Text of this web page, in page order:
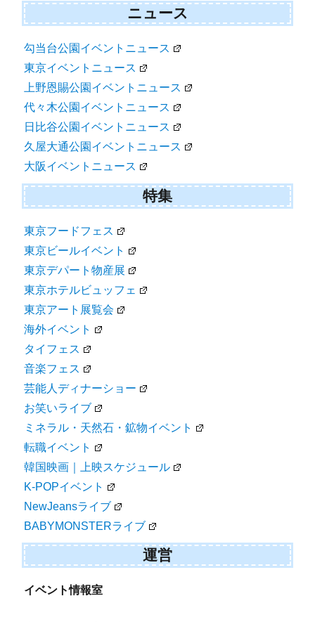
ニュース
勾当台公園イベントニュース
東京イベントニュース
上野恩賜公園イベントニュース
代々木公園イベントニュース
日比谷公園イベントニュース
久屋大通公園イベントニュース
大阪イベントニュース
特集
東京フードフェス
東京ビールイベント
東京デパート物産展
東京ホテルビュッフェ
東京アート展覧会
海外イベント
タイフェス
音楽フェス
芸能人ディナーショー
お笑いライブ
ミネラル・天然石・鉱物イベント
転職イベント
韓国映画｜上映スケジュール
K-POPイベント
NewJeansライブ
BABYMONSTERライブ
運営
イベント情報室